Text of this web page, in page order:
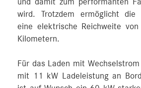
und damit zum performanten
wird. Trotzdem ermöglicht die
eine elektrische Reichweite
Kilometern.
Für das Laden mit
mit 11 kW Ladeleistung an